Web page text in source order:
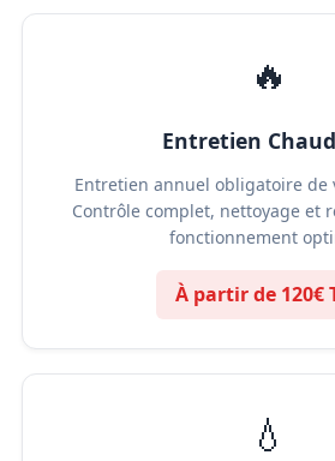
🔥
Entretien
Entretien annuel obligatoire de
Contrôle complet, nettoyage et
fonctionnement
À partir de 120€
💧